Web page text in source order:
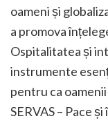
oameni și
a promova
Ospitalitatea și
instrumente
pentru ca
SERVAS – Pace